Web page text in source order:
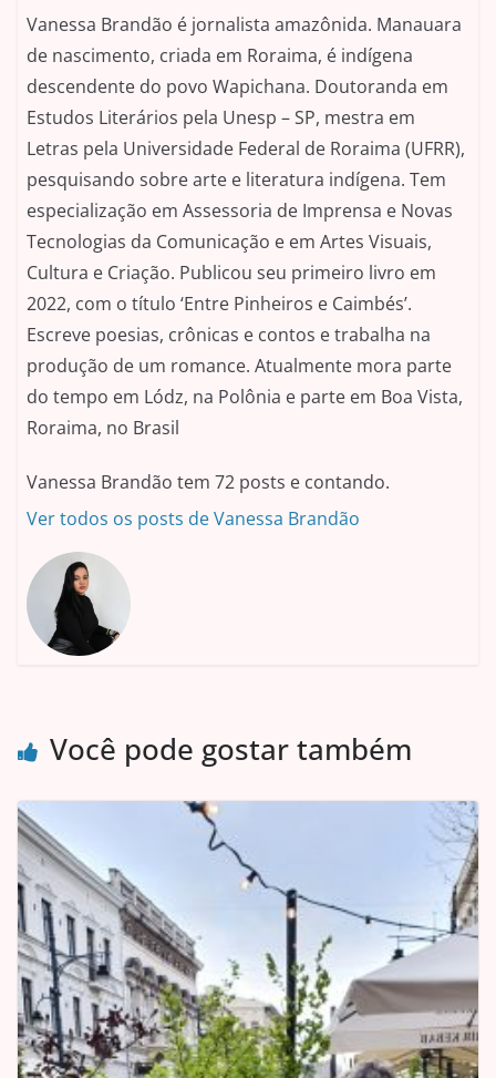
Vanessa Brandão é jornalista amazônida. Manauara
de nascimento, criada em Roraima, é indígena
descendente do povo Wapichana. Doutoranda em
Estudos Literários pela Unesp – SP, mestra em
Letras pela Universidade Federal de Roraima (UFRR),
pesquisando sobre arte e literatura indígena. Tem
especialização em Assessoria de Imprensa e Novas
Tecnologias da Comunicação e em Artes Visuais,
Cultura e Criação. Publicou seu primeiro livro em
2022, com o título ‘Entre Pinheiros e Caimbés’.
Escreve poesias, crônicas e contos e trabalha na
produção de um romance. Atualmente mora parte
do tempo em Lódz, na Polônia e parte em Boa Vista,
Roraima, no Brasil
Vanessa Brandão tem 72 posts e contando.
Ver todos os posts de Vanessa Brandão
Você pode gostar também